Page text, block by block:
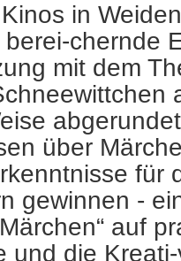
in
chernde
mit dem
über
für
gewinnen -
auf
und die